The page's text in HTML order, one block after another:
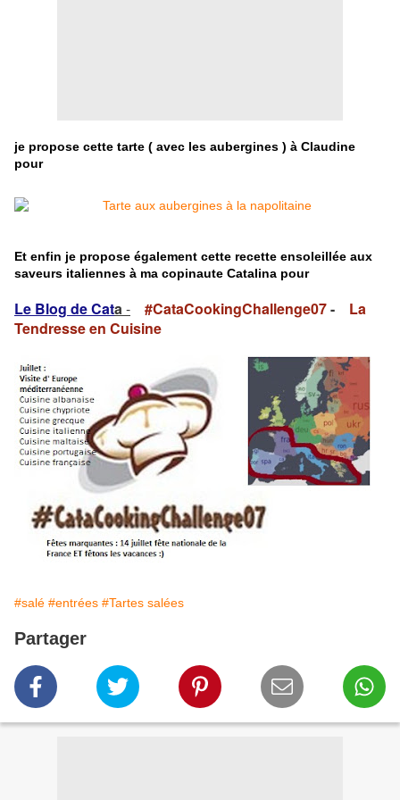
je propose cette tarte ( avec les aubergines ) à Claudine
pour
Et enfin je propose également cette recette ensoleillée aux
saveurs italiennes à ma copinaute Catalina pour
Le Blog de Cata- #CataCookingChallenge07- La
Tendresse en Cuisine
#salé #entrées #Tartes salées
Partager